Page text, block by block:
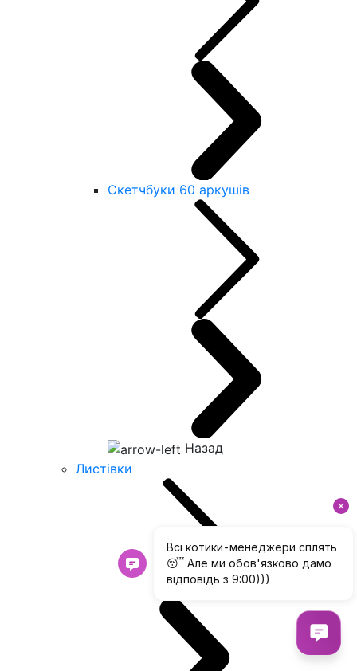
Скетчбуки 60 аркушів
Назад
Листівки